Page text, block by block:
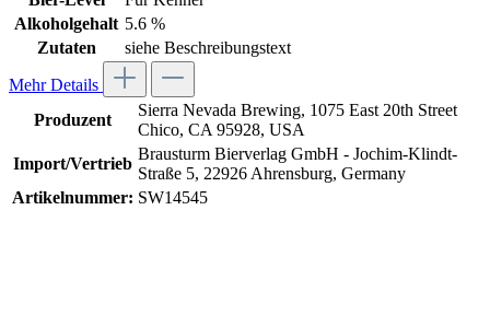
Alkoholgehalt 5.6 %
Zutaten
siehe Beschreibungstext
Mehr Details
Produzent
Sierra Nevada Brewing, 1075 East 20th Street
Chico, CA 95928, USA
Import/Vertrieb
Brausturm Bierverlag GmbH - Jochim-Klindt-
Straße 5, 22926 Ahrensburg, Germany
Artikelnummer: SW14545